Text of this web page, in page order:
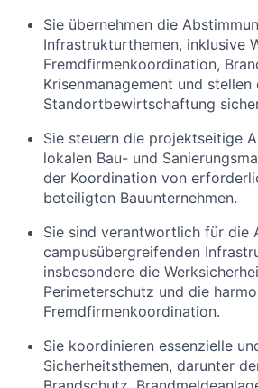
Sie übernehmen die
Infrastrukturthemen, inklusive
Fremdfirmenkoordination,
Krisenmanagement und
Standortbewirtschaftung
Sie steuern die projektseitige
lokalen Bau- und
der Koordination von
beteiligten Bauunternehmen.
Sie sind verantwortlich für die
campusübergreifenden
insbesondere die
Perimeterschutz und die
Fremdfirmenkoordination.
Sie koordinieren essenzielle
Sicherheitsthemen, darunter